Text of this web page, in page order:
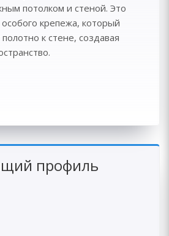
потолком и стеной. Это
особого крепежа, который
к стене, создавая
профиль